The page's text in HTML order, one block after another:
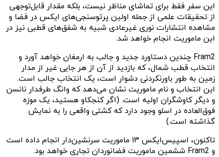
این سفر فقط برای تماشای مناظر نیست، بلکه مقدار قابل‌توجهی
از تحقیقات علمی از جمله اولین پرتوسنجی‌های ایکس در فضا و
مشاهده انتشارات نوری غیرعادی شبیه به شفق‌های قطبی نیز در
این ماموریت انجام خواهد شد.
Fram2 چندین دستاورد جدید و جالب به ارمغان خواهد آورد و
انتخاب قطب شمال، که بازدید از آن از هر جایی غیر از مدار
زمین به طور باور‌نکردنی دشوار است، یک انتخاب جالب است.
این انتخاب و نام ماموریت نشان می‌دهد که وانگ طرفدار نانسن
و دیگر کاوشگران اولیه است. (اگر کنجکاو هستید، یک موزه
فوق‌العاده در اسلو وجود دارد که کشتی واقعی را به نمایش
گذاشته است.)
تاکنون، اسپیس‌ایکس ۱۳ ماموریت سرنشین‌دار انجام داده است
و Fram2 ششمین ماموریت فضانوردان تجاری خواهد بود.